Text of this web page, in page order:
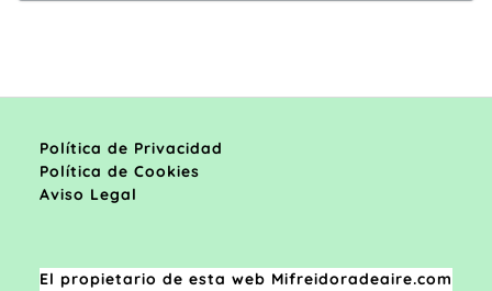
Política de Privacidad
Política de Cookies
Aviso Legal
El propietario de esta web Mifreidoradeaire.com